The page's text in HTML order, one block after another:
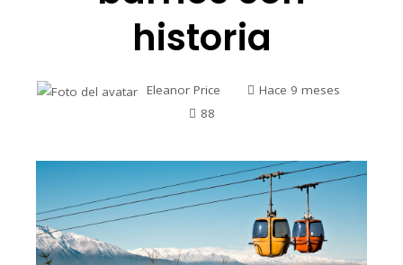
historia
Eleanor Price
Hace 9 meses
88